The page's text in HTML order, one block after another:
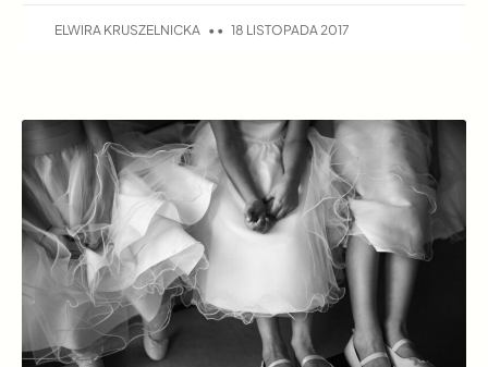
ELWIRA KRUSZELNICKA 18 LISTOPADA 2017